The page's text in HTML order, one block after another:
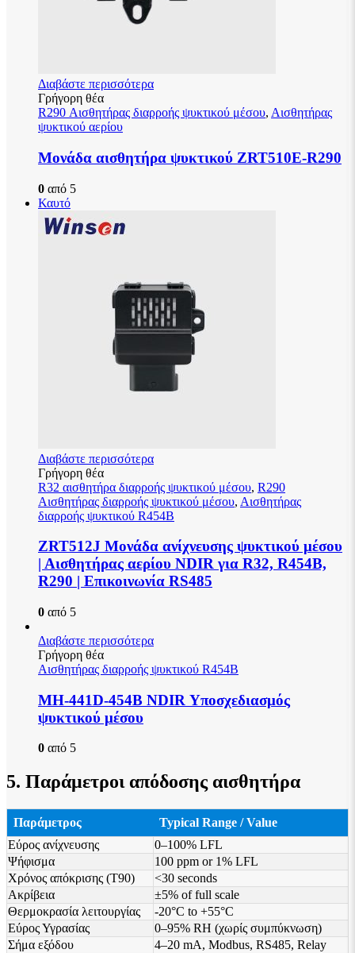
Διαβάστε περισσότερα
Γρήγορη θέα
R290 Αισθητήρας διαρροής ψυκτικού μέσου, Αισθητήρας
ψυκτικού αερίου
Μονάδα αισθητήρα ψυκτικού ZRT510E-R290
0 από 5
Καυτό
Διαβάστε περισσότερα
Γρήγορη θέα
R32 αισθητήρα διαρροής ψυκτικού μέσου, R290
Αισθητήρας διαρροής ψυκτικού μέσου, Αισθητήρας
διαρροής ψυκτικού R454B
ZRT512J Μονάδα ανίχνευσης ψυκτικού μέσου
| Αισθητήρας αερίου NDIR για R32, R454B,
R290 | Επικοινωνία RS485
0 από 5
Διαβάστε περισσότερα
Γρήγορη θέα
Αισθητήρας διαρροής ψυκτικού R454B
MH-441D-454B NDIR Υποσχεδιασμός
ψυκτικού μέσου
0 από 5
5. Παράμετροι απόδοσης αισθητήρα
Παράμετρος
Typical Range / Value
Εύρος ανίχνευσης
0–100% LFL
Ψήφισμα
100 ppm or 1% LFL
Χρόνος απόκρισης (T90)
<30 seconds
Ακρίβεια
±5% of full scale
Θερμοκρασία λειτουργίας
-20°C to +55°C
Εύρος Υγρασίας
0–95% RH (χωρίς συμπύκνωση)
Σήμα εξόδου
4–20 mA, Modbus, RS485, Relay